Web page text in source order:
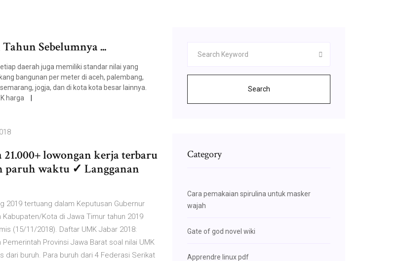
Sebelumnya ...
daerah juga memiliki standar nilai yang
bangunan per meter di aceh, palembang,
jogja, dan di kota kota besar lainnya.
harga
lowongan kerja terbaru
paruh waktu ✓ Langganan
2019 tertuang dalam Keputusan Gubernur
Kota di Jawa Timur tahun 2019
(15/11/2018). Daftar UMK Jabar 2018:
Provinsi Jawa Barat soal nilai UMK
buruh. Para buruh dari 4 Federasi Serikat
Search
Category
Cara pemakaian spirulina untuk masker
wajah
Gate of god novel wiki
Apprendre linux pdf